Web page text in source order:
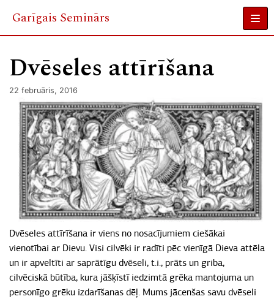
Skip
content
Garīgais Seminārs
Dvēseles attīrīšana
22 februāris, 2016
Dvēseles attīrīšana ir viens no nosacījumiem ciešākai
vienotībai ar Dievu. Visi cilvēki ir radīti pēc vienīgā Dieva attēla
un ir apveltīti ar saprātīgu dvēseli, t.i., prāts un griba,
cilvēciskā būtība, kura jāšķīstī iedzimtā grēka mantojuma un
personīgo grēku izdarīšanas dēļ. Mums jācenšas savu dvēseli